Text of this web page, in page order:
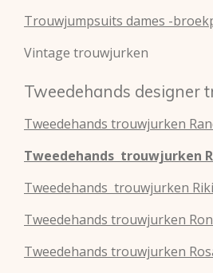
Trouwjumpsuits dames -
Vintage trouwjurken
Tweedehands designer
Tweedehands trouwjurken
Tweedehands trouwjurken
Tweedehands trouwjurken
Tweedehands trouwjurken
Tweedehands trouwjurken